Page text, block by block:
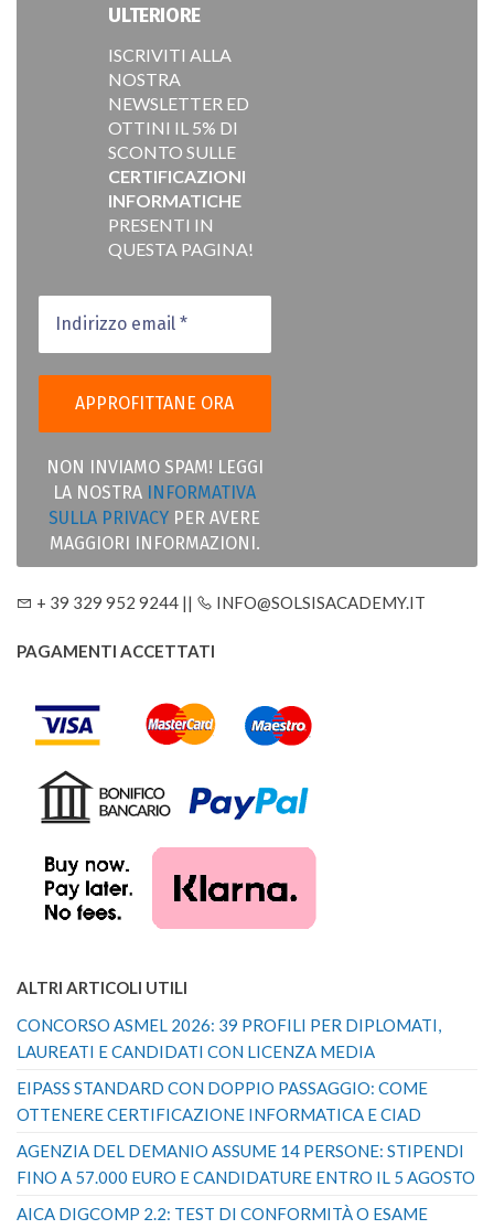
ULTERIORE
ISCRIVITI ALLA
NOSTRA
NEWSLETTER ED
OTTINI IL 5% DI
SCONTO SULLE
CERTIFICAZIONI
INFORMATICHE
PRESENTI IN
QUESTA PAGINA!
NON INVIAMO SPAM! LEGGI
LA NOSTRA
INFORMATIVA
SULLA PRIVACY PER AVERE
MAGGIORI INFORMAZIONI.
+ 39 329 952 9244 || INFO@SOLSISACADEMY.IT
PAGAMENTI ACCETTATI
ALTRI ARTICOLI UTILI
CONCORSO ASMEL 2026: 39 PROFILI PER DIPLOMATI,
LAUREATI E CANDIDATI CON LICENZA MEDIA
EIPASS STANDARD CON DOPPIO PASSAGGIO: COME
OTTENERE CERTIFICAZIONE INFORMATICA E CIAD
AGENZIA DEL DEMANIO ASSUME 14 PERSONE: STIPENDI
FINO A 57.000 EURO E CANDIDATURE ENTRO IL 5 AGOSTO
AICA DIGCOMP 2.2: TEST DI CONFORMITÀ O ESAME